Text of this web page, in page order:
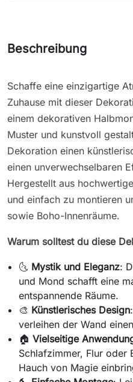
Beschreibung
Schaffe eine einzigartige
Zuhause mit dieser
einem dekorativen
Muster und kunstvoll
Dekoration einen
einen unverwechselbaren
Hergestellt aus
und einfach zu montieren
sowie Boho-Innenräume.
Warum solltest du diese
🌜 Mystik und Eleganz:
und Mond schafft eine
entspannende Räume.
🎨 Künstlerisches Design
verleihen der Wand
🏠Vielseitige
Schlafzimmer, Flur oder
Hauch von Magie